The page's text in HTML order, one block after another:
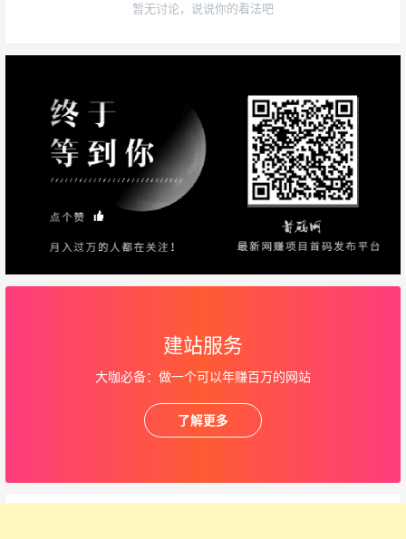
暂无讨论，说说你的看法吧
建站服务
大咖必备：做一个可以年赚百万的网站
了解更多